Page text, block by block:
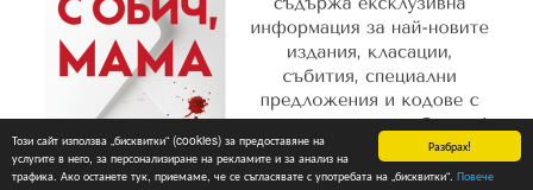
Разбрах!
Този сайт използва „бисквитки“ (cookies) за предоставяне на
услугите в него, за персонализиране на рекламите и за анализ на
трафика. Ако останете тук, приемаме, че се съгласявате с употребата на „бисквитки“. Повече